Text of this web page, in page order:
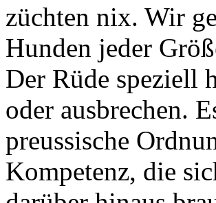
züchten nix. Wir
Hunden jeder
Der Rüde speziell
oder ausbrechen.
preussische
Kompetenz, die